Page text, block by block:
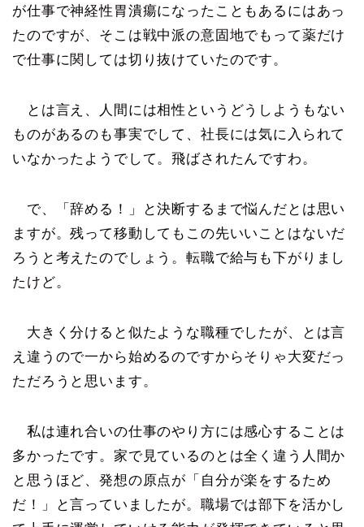
が仕事で神経性胃潰瘍になったこともあるにはあっ
たのですが、そこは戦中派の意固地でもって薬だけ
で仕事に関しては切り抜けていたのです。
とは言え、人間には相性というどうしようもない
ものがあるのも事実でして、社長には気に入られて
いなかったようでして。飛ばされたんですわ。
で、「辞める！」と決断するまで悩んだとは思い
ますが。残って移動してもこの先いいことはないだ
ろうと考えたのでしょう。転職で給与も下がりまし
たけど。
大きく分けると似たような職種でしたが、とは言
え違うので一から始めるのですからそりゃ大変だっ
ただろうと思います。
私は連れ合いの仕事のやり方には感心することは
多かったです。家で見ているのとは全く違う人間か
と思うほど、発想の原点が「自分が楽をするため
だ！」と言っていましたが。職場では部下を活かし